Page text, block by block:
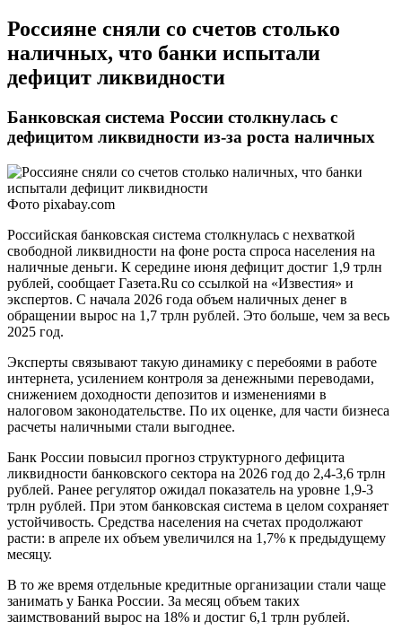
Россияне сняли со счетов столько
наличных, что банки испытали
дефицит ликвидности
Банковская система России столкнулась с
дефицитом ликвидности из-за роста наличных
Фото pixabay.com
Российская банковская система столкнулась с нехваткой
свободной ликвидности на фоне роста спроса населения на
наличные деньги. К середине июня дефицит достиг 1,9 трлн
рублей, сообщает Газета.Ru со ссылкой на «Известия» и
экспертов. С начала 2026 года объем наличных денег в
обращении вырос на 1,7 трлн рублей. Это больше, чем за весь
2025 год.
Эксперты связывают такую динамику с перебоями в работе
интернета, усилением контроля за денежными переводами,
снижением доходности депозитов и изменениями в
налоговом законодательстве. По их оценке, для части бизнеса
расчеты наличными стали выгоднее.
Банк России повысил прогноз структурного дефицита
ликвидности банковского сектора на 2026 год до 2,4-3,6 трлн
рублей. Ранее регулятор ожидал показатель на уровне 1,9-3
трлн рублей. При этом банковская система в целом сохраняет
устойчивость. Средства населения на счетах продолжают
расти: в апреле их объем увеличился на 1,7% к предыдущему
месяцу.
В то же время отдельные кредитные организации стали чаще
занимать у Банка России. За месяц объем таких
заимствований вырос на 18% и достиг 6,1 трлн рублей.